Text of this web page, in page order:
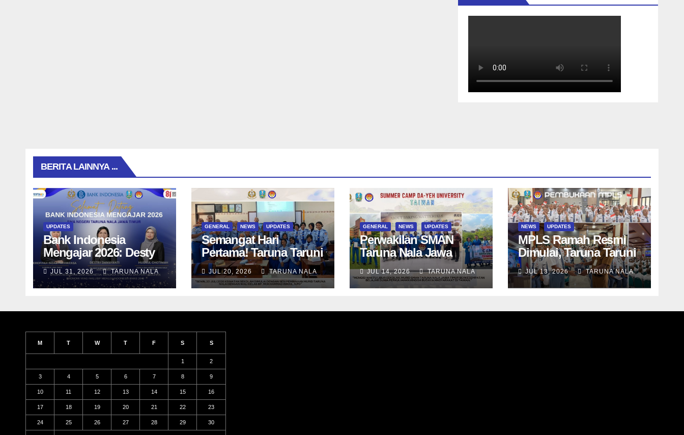
BERITA LAINNYA ...
UPDATES
Bank Indonesia
Mengajar 2026: Desty
Damayanti Ajak Taruna
SMAN Taruna Nala
Jawa Timur Menjadi
Berwawasan Global
JUL 31, 2026 TARUNA NALA
GENERAL NEWS UPDATES
Semangat Hari
Pertama! Taruna Taruni
SN 12 awali aktivitas
bersama Wali Kelas
dan Tes Asesmen
JUL 20, 2026 TARUNA NALA
GENERAL NEWS UPDATES
Perwakilan SMAN
Taruna Nala Jawa
Timur Ikuti Summer
Camp di Da-Yeh
University, Taiwan
JUL 14, 2026 TARUNA NALA
NEWS UPDATES
MPLS Ramah Resmi
Dimulai, Taruna Taruni
SN-12 SMAN Taruna
Nala Jawa Timur Siap
Menjalani Tahun
JUL 13, 2026 TARUNA NALA
M T W T F S S
1 2
3 4 5 6 7 8 9
10 11 12 13 14 15 16
17 18 19 20 21 22 23
24 25 26 27 28 29 30